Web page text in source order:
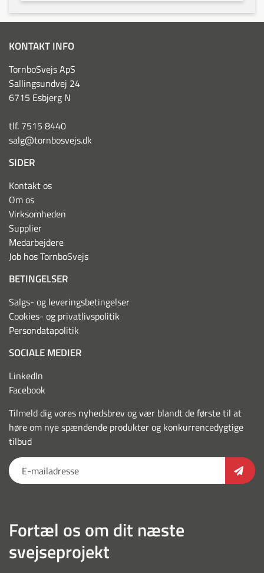
KONTAKT INFO
TornboSvejs ApS
Sallingsundvej 24
6715 Esbjerg N
tlf. 7515 8440
salg@tornbosvejs.dk
SIDER
Kontakt os
Om os
Virksomheden
Supplier
Medarbejdere
Job hos TornboSvejs
BETINGELSER
Salgs- og leveringsbetingelser
Cookies- og privatlivspolitik
Persondatapolitik
SOCIALE MEDIER
LinkedIn
Facebook
Tilmeld dig vores nyhedsbrev og vær blandt de første til at
høre om nye spændende produkter og konkurrencedygtige
tilbud
Fortæl os om dit næste
svejseprojekt